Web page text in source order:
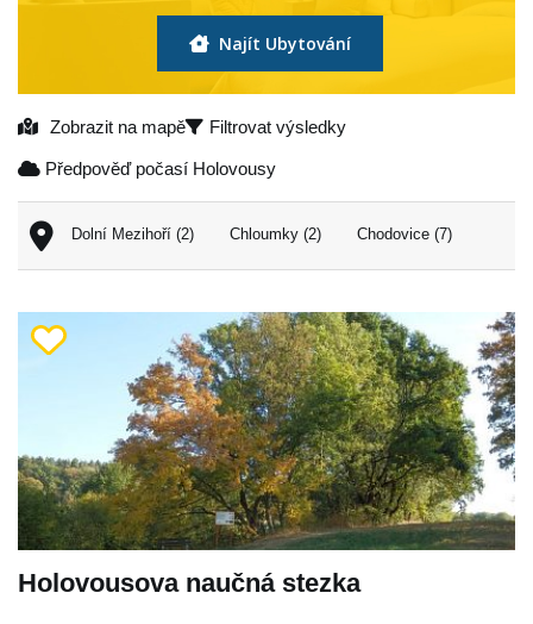
Najít Ubytování
Zobrazit na mapě Filtrovat výsledky
Předpověď počasí Holovousy
Dolní Mezihoří (2) Chloumky (2) Chodovice (7)
Holovousova naučná stezka